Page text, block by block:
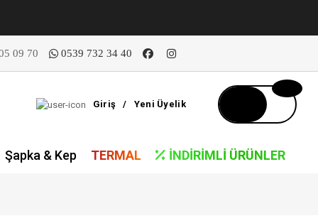
09 70 0539 732 34 40
Giriş / Yeni Üyelik
Şapka & Kep TERMAL İNDIRIMLI ÜRÜNLER